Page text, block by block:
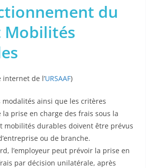
du
Mobilités
de l’URSAAF)
modalités ainsi que les critères
la prise en charge des frais sous la
mobilités durables doivent être prévus
ou de branche.
l’employeur peut prévoir la prise en
par décision unilatérale, après